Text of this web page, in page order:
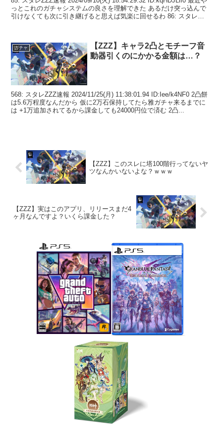
っとこれのガチャシステムの良さを理解できた あるだけ突っ込んで
引けなくても次に引き継げると思えば気楽に回せるわ 86: スタレ
ガチャ
【ZZZ】キャラ2凸とモチーフ音
動器引くのにかかる金額は…？
568: スタレZZZ速報 2024/11/25(月) 11:38:01.94 ID:Iee/k4NF0 2凸餅
は5.6万程度なんだから 仮に2万石保持してたら雅ガチャ来るまでに
は +1万追加されてるから課金しても24000円位で済む 2凸...
【ZZZ】このスレに塔100階行ってないヤ
ツなんかいないよな？ｗｗｗ
【ZZZ】実はこのアプリ、リリースまだ4
ヶ月なんですよ？いくら課金した？